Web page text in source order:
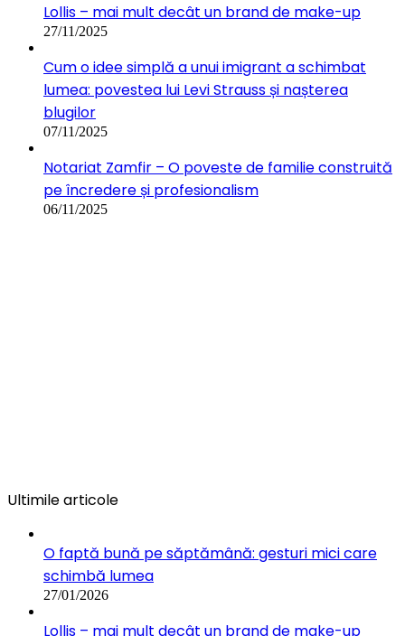
Lollis – mai mult decât un brand de make-up
27/11/2025
Cum o idee simplă a unui imigrant a schimbat
lumea: povestea lui Levi Strauss și nașterea
blugilor
07/11/2025
Notariat Zamfir – O poveste de familie construită
pe încredere și profesionalism
06/11/2025
Ultimile articole
O faptă bună pe săptămână: gesturi mici care
schimbă lumea
27/01/2026
Lollis – mai mult decât un brand de make-up